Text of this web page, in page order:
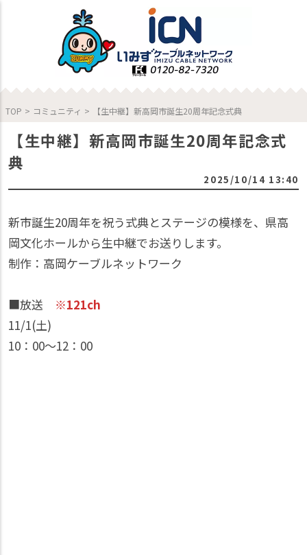
TOP > コミュニティ > 【生中継】新高岡市誕生20周年記念式典
【生中継】新高岡市誕生20周年記念式
典
2025/10/14 13:40
新市誕生20周年を祝う式典とステージの模様を、県高
岡文化ホールから生中継でお送りします。
制作：高岡ケーブルネットワーク
■放送 ※121ch
11/1(土)
10：00〜12：00